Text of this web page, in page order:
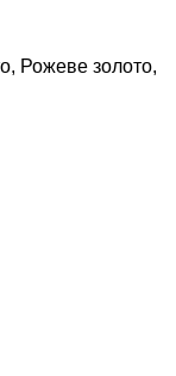
Рожеве золото,